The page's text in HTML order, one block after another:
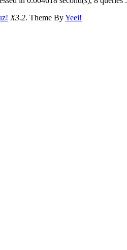
X3.2. Theme ByYeei!